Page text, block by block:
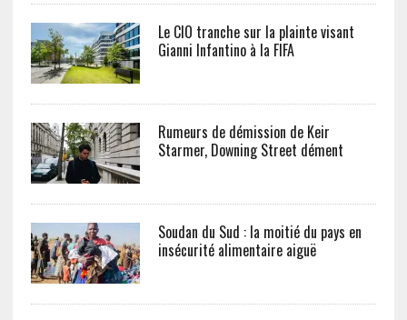
Le CIO tranche sur la plainte visant
Gianni Infantino à la FIFA
Rumeurs de démission de Keir
Starmer, Downing Street dément
Soudan du Sud : la moitié du pays en
insécurité alimentaire aiguë